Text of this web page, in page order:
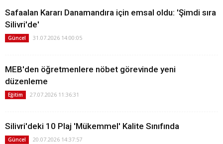
Safaalan Kararı Danamandıra için emsal oldu: 'Şimdi sıra
Silivri'de'
Güncel 31.07.2026 14:00:05
MEB'den öğretmenlere nöbet görevinde yeni
düzenleme
Eğitim 27.07.2026 11:36:31
Silivri'deki 10 Plaj 'Mükemmel' Kalite Sınıfında
Güncel 20.07.2026 14:37:57